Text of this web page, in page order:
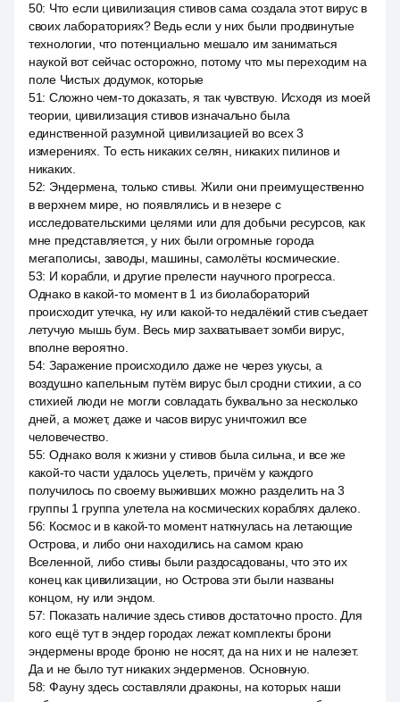
50: Что если цивилизация стивов сама создала этот вирус в
своих лабораториях? Ведь если у них были продвинутые
технологии, что потенциально мешало им заниматься
наукой вот сейчас осторожно, потому что мы переходим на
поле Чистых додумок, которые
51: Сложно чем-то доказать, я так чувствую. Исходя из моей
теории, цивилизация стивов изначально была
единственной разумной цивилизацией во всех 3
измерениях. То есть никаких селян, никаких пилинов и
никаких.
52: Эндермена, только стивы. Жили они преимущественно
в верхнем мире, но появлялись и в незере с
исследовательскими целями или для добычи ресурсов, как
мне представляется, у них были огромные города
мегаполисы, заводы, машины, самолёты космические.
53: И корабли, и другие прелести научного прогресса.
Однако в какой-то момент в 1 из биолабораторий
происходит утечка, ну или какой-то недалёкий стив съедает
летучую мышь бум. Весь мир захватывает зомби вирус,
вполне вероятно.
54: Заражение происходило даже не через укусы, а
воздушно капельным путём вирус был сродни стихии, а со
стихией люди не могли совладать буквально за несколько
дней, а может, даже и часов вирус уничтожил все
человечество.
55: Однако воля к жизни у стивов была сильна, и все же
какой-то части удалось уцелеть, причём у каждого
получилось по своему выживших можно разделить на 3
группы 1 группа улетела на космических кораблях далеко.
56: Космос и в какой-то момент наткнулась на летающие
Острова, и либо они находились на самом краю
Вселенной, либо стивы были раздосадованы, что это их
конец как цивилизации, но Острова эти были названы
концом, ну или эндом.
57: Показать наличие здесь стивов достаточно просто. Для
кого ещё тут в эндер городах лежат комплекты брони
эндермены вроде броню не носят, да на них и не налезет.
Да и не было тут никаких эндерменов. Основную.
58: Фауну здесь составляли драконы, на которых наши